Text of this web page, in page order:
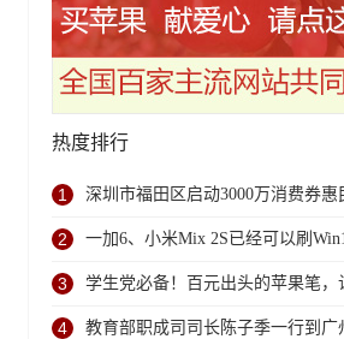
热度排行
1 深圳市福田区启动3000万消费券惠
2 一加6、小米Mix 2S已经可以刷
网友：安卓提不动刀了？
3 学生党必备！百元出头的苹果笔，
iPad成为学习神器
4 教育部职成司司长陈子季一行到广